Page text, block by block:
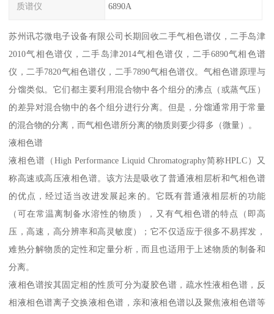
质谱仪 6890A
苏州讯芯微电子设备有限公司长期回收二手气相色谱仪，二手岛津
2010气相色谱仪，二手岛津2014气相色谱仪，二手6890气相色谱
仪，二手7820气相色谱仪，二手7890气相色谱仪。气相色谱原理与
分馏类似。它们都主要利用混合物中各个组分的沸点（或蒸气压）
的差异对混合物中的各个组分进行分离。但是，分馏通常用于常量
的混合物的分离，而气相色谱所分离的物质则要少得多（微量）。
液相色谱
液相色谱（High Performance Liquid Chromatography简称HPLC）又
称高速或高压液相色谱。该方法是吸收了普通液相层析和气相色谱
的优点，经过适当改进发展起来的。它既有普通液相层析的功能
（可在常温离制备水溶性的物质），又有气相色谱的特点（即高
压，高速，高分辨率和高灵敏度）；它不仅适应于很多不易挥发，
难热分解物质的定性和定量分析，而且也适用于上述物质的制备和
分离。
液相色谱按其固定相的性质可分为凝胶色谱，疏水性液相色谱，反
相液相色谱离子交换液相色谱，亲和液相色谱以及聚焦液相色谱等